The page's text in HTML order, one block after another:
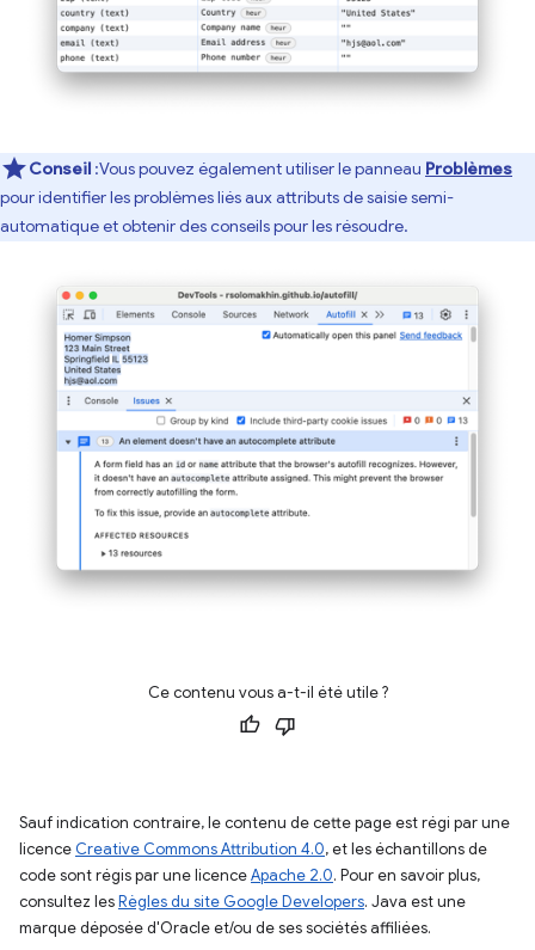
Conseil :Vous pouvez également utiliser le panneau Problèmes
pour identifier les problèmes liés aux attributs de saisie semi-
automatique et obtenir des conseils pour les résoudre.
Ce contenu vous a-t-il été utile ?
Sauf indication contraire, le contenu de cette page est régi par une
licence Creative Commons Attribution 4.0, et les échantillons de
code sont régis par une licenceApache 2.0. Pour en savoir plus,
consultez lesRègles du site Google Developers. Java est une
marque déposée d'Oracle et/ou de ses sociétés affiliées.